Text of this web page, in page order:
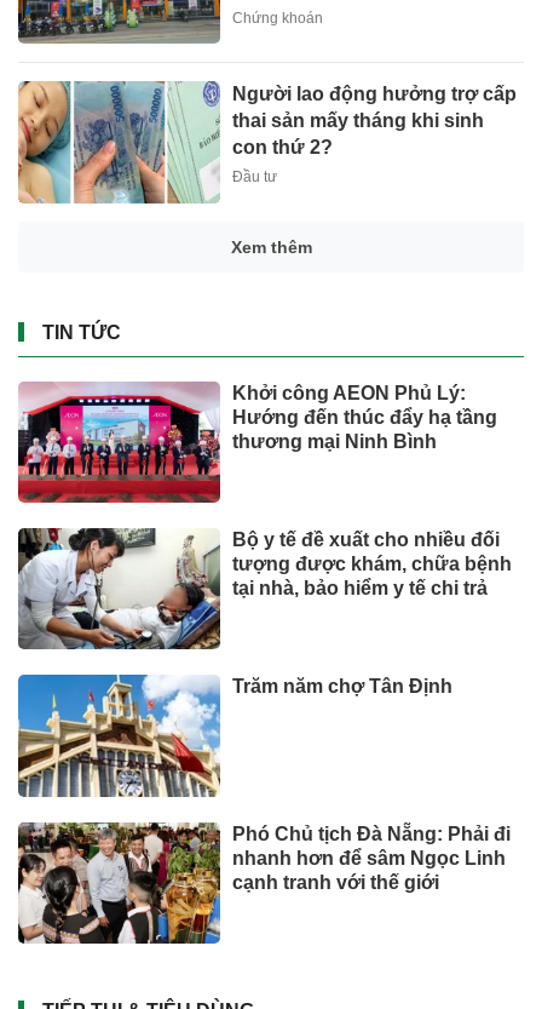
Chứng khoán
Người lao động hưởng trợ cấp
thai sản mấy tháng khi sinh
con thứ 2?
Đầu tư
Xem thêm
TIN TỨC
Khởi công AEON Phủ Lý:
Hướng đến thúc đẩy hạ tầng
thương mại Ninh Bình
Bộ y tế đề xuất cho nhiều đối
tượng được khám, chữa bệnh
tại nhà, bảo hiểm y tế chi trả
Trăm năm chợ Tân Định
Phó Chủ tịch Đà Nẵng: Phải đi
nhanh hơn để sâm Ngọc Linh
cạnh tranh với thế giới